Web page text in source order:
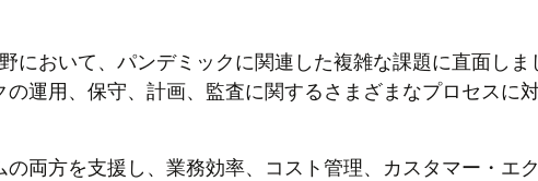
において、パンデミックに関連した複雑な課題に直面し
運用、保守、計画、監査に関するさまざまなプロセスに
両方を支援し、業務効率、コスト管理、カスタマー・エ